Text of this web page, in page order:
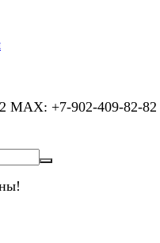
MAX: +7-902-409-82-82